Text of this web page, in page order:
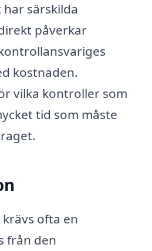
särskilda
påverkar
kostnaden.
vilka kontroller som
tid som måste
ofta en
från den